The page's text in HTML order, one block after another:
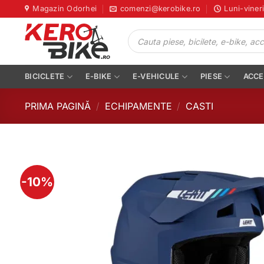
to
content
Magazin Odorhei comenzi@kerobike.ro Luni-
Products
search
BICICLETE E-BIKE E-VEHICULE PIESE
PRIMA PAGINĂ / ECHIPAMENTE / CASTI
-10%